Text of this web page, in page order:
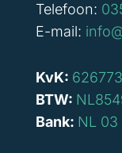
Telefoon:
E-mail:
KvK:
BTW:
Bank: NL 03